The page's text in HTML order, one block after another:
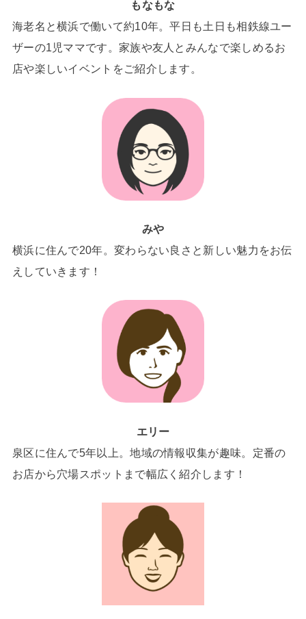
もなもな
海老名と横浜で働いて約10年。平日も土日も相鉄線ユー
ザーの1児ママです。家族や友人とみんなで楽しめるお
店や楽しいイベントをご紹介します。
みや
横浜に住んで20年。変わらない良さと新しい魅力をお伝
えしていきます！
エリー
泉区に住んで5年以上。地域の情報収集が趣味。定番の
お店から穴場スポットまで幅広く紹介します！